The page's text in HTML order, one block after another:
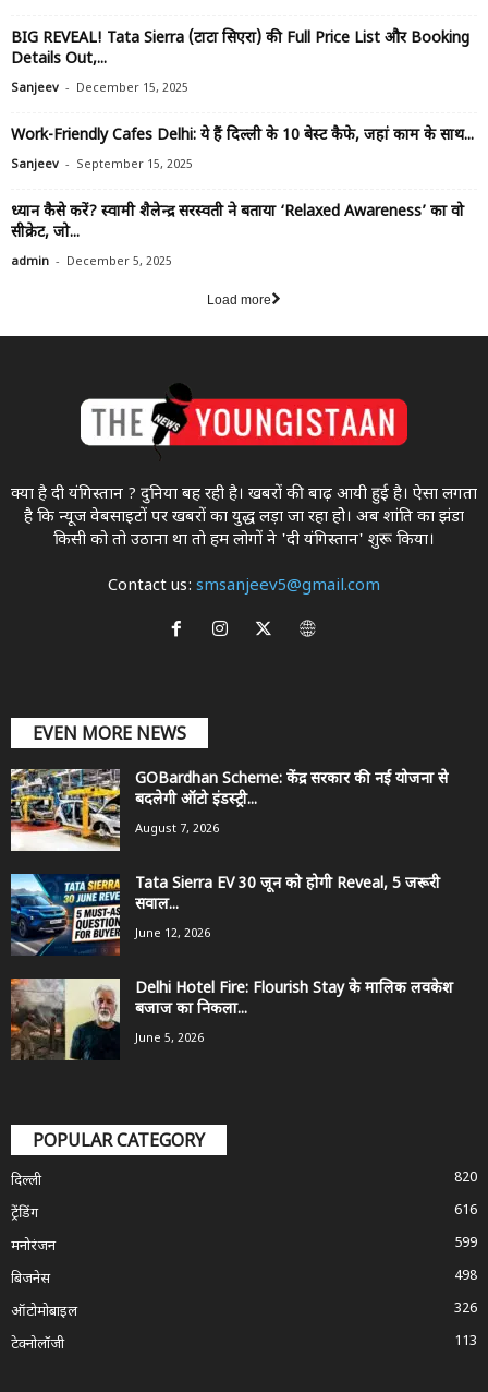
BIG REVEAL! Tata Sierra (टाटा सिएरा) की Full Price List और Booking
Details Out,...
Sanjeev - December 15, 2025
Work-Friendly Cafes Delhi: ये हैं दिल्ली के 10 बेस्ट कैफे, जहां काम के साथ...
Sanjeev - September 15, 2025
ध्यान कैसे करें? स्वामी शैलेन्द्र सरस्वती ने बताया ‘Relaxed Awareness’ का वो
सीक्रेट, जो...
admin - December 5, 2025
Load more
क्या है दी यंगिस्तान ? दुनिया बह रही है। खबरों की बाढ़ आयी हुई है। ऐसा लगता
है कि न्यूज वेबसाइटों पर खबरों का युद्ध लड़ा जा रहा होे। अब शांति का झंडा
किसी को तो उठाना था ताे हम लोगों ने 'दी यंगिस्तान' शुरू किया।
Contact us: smsanjeev5@gmail.com
EVEN MORE NEWS
GOBardhan Scheme: केंद्र सरकार की नई योजना से
बदलेगी ऑटो इंडस्ट्री...
August 7, 2026
Tata Sierra EV 30 जून को होगी Reveal, 5 जरूरी
सवाल...
June 12, 2026
Delhi Hotel Fire: Flourish Stay के मालिक लवकेश
बजाज का निकला...
June 5, 2026
POPULAR CATEGORY
दिल्ली
820
ट्रेंडिंग
616
मनोरंजन
599
बिजनेस
498
ऑटोमोबाइल
326
टेक्नोलॉजी
113